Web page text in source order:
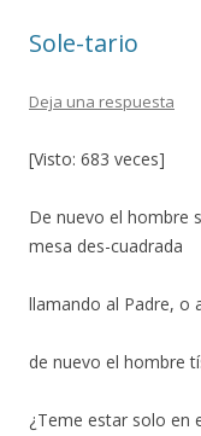
k
Sole-tario
Deja una respuesta
[Visto: 683 veces]
De nuevo el hombre
mesa des-cuadrada
llamando al Padre, o
de nuevo el hombre
¿Teme estar solo en